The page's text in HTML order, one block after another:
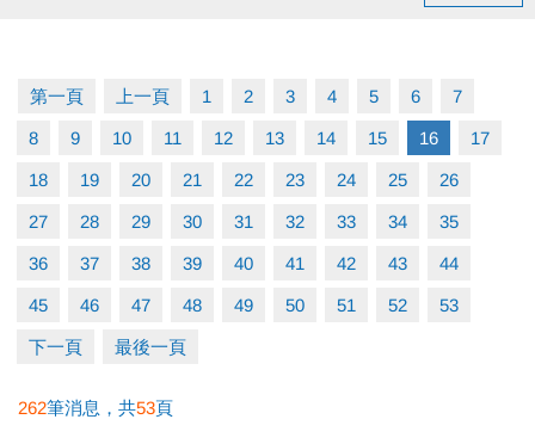
課程期間：1/26~2/27
報名辦法：現場報名、網路報名、APP報名
▪︎ 大安APP 長佳Sports+ APP傳送門⬇
APPLE 傳送門點我(另開新視窗)
google play 傳送門點我(另開新視窗)
止。
第一頁 上一頁 1 2 3 4 5 6 7
8 9 10 11 12 13 14 15 16 17
18 19 20 21 22 23 24 25 26
27 28 29 30 31 32 33 34 35
36 37 38 39 40 41 42 43 44
45 46 47 48 49 50 51 52 53
下一頁 最後一頁
262筆消息，共53頁